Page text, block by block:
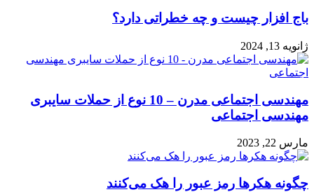
باج افزار چیست و چه خطراتی دارد؟
ژانویه 13, 2024
مهندسی اجتماعی مدرن – 10 نوع از حملات سایبری
مهندسی اجتماعی
مارس 22, 2023
چگونه هکرها رمز عبور را هک می‌کنند